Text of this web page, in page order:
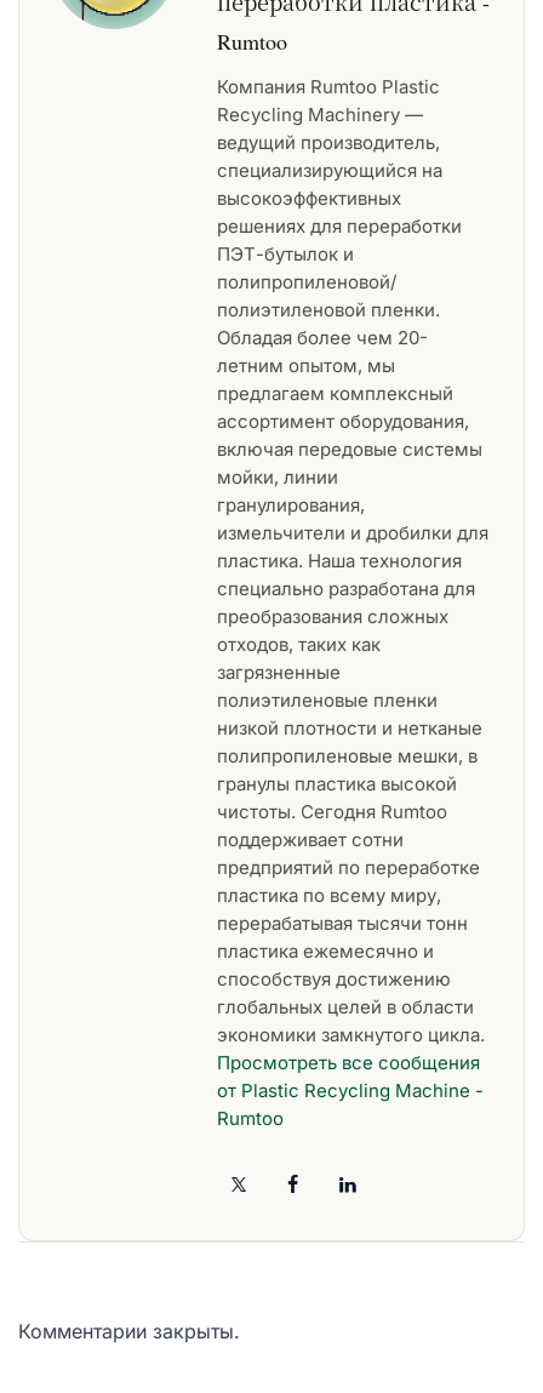
Rumtoo
Компания Rumtoo Plastic
Recycling Machinery —
ведущий производитель,
специализирующийся на
высокоэффективных
решениях для переработки
ПЭТ-бутылок и
полипропиленовой/
полиэтиленовой пленки.
Обладая более чем 20-
летним опытом, мы
предлагаем комплексный
ассортимент оборудования,
включая передовые системы
мойки, линии
гранулирования,
измельчители и дробилки для
пластика. Наша технология
специально разработана для
преобразования сложных
отходов, таких как
загрязненные
полиэтиленовые пленки
низкой плотности и нетканые
полипропиленовые мешки, в
гранулы пластика высокой
чистоты. Сегодня Rumtoo
поддерживает сотни
предприятий по переработке
пластика по всему миру,
перерабатывая тысячи тонн
пластика ежемесячно и
способствуя достижению
глобальных целей в области
экономики замкнутого цикла.
Просмотреть все сообщения
от Plastic Recycling Machine -
Rumtoo
Комментарии закрыты.